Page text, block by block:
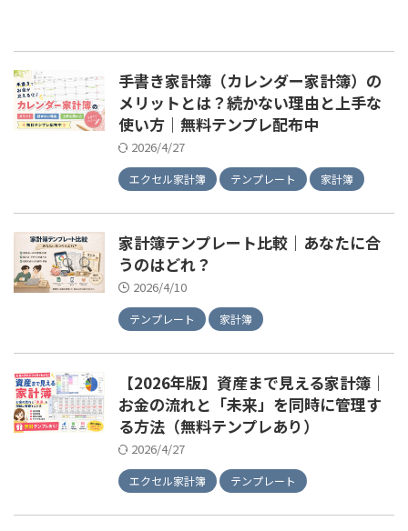
手書き家計簿（カレンダー家計簿）の
メリットとは？続かない理由と上手な
使い方｜無料テンプレ配布中
2026/4/27
エクセル家計簿 テンプレート 家計簿
家計簿テンプレート比較｜あなたに合
うのはどれ？
2026/4/10
テンプレート 家計簿
【2026年版】資産まで見える家計簿｜
お金の流れと「未来」を同時に管理す
る方法（無料テンプレあり）
2026/4/27
エクセル家計簿 テンプレート